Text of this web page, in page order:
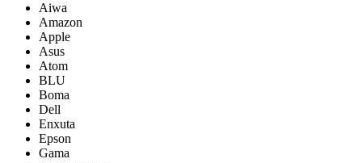
Aiwa
Amazon
Apple
Asus
Atom
BLU
Boma
Dell
Enxuta
Epson
Gama